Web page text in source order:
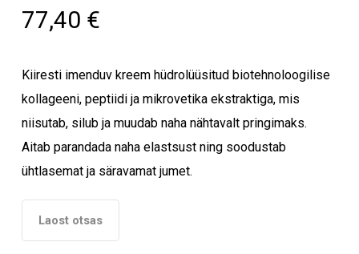
77,40 €
Kiiresti imenduv kreem hüdrolüüsitud biotehnoloogilise
kollageeni, peptiidi ja mikrovetika ekstraktiga, mis
niisutab, silub ja muudab naha nähtavalt pringimaks.
Aitab parandada naha elastsust ning soodustab
ühtlasemat ja säravamat jumet.
Laost otsas